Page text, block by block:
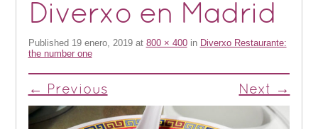
Diverxo en Madrid
Published 19 enero, 2019at 800 × 400in Diverxo Restaurante:
the number one
← Previous Next →